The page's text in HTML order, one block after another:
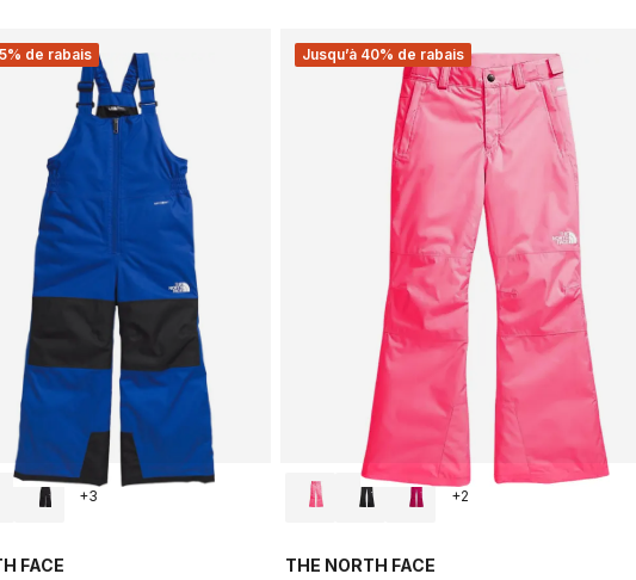
de rabais
+3
FACE
Jusqu’à 40% de rabais
+2
THE NORTH FACE